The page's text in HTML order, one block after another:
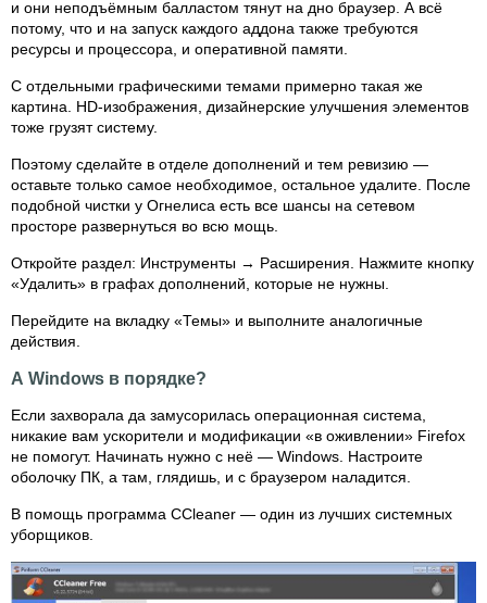
и они неподъёмным балластом тянут на дно браузер. А всё
потому, что и на запуск каждого аддона также требуются
ресурсы и процессора, и оперативной памяти.
С отдельными графическими темами примерно такая же
картина. HD-изображения, дизайнерские улучшения элементов
тоже грузят систему.
Поэтому сделайте в отделе дополнений и тем ревизию —
оставьте только самое необходимое, остальное удалите. После
подобной чистки у Огнелиса есть все шансы на сетевом
просторе развернуться во всю мощь.
Откройте раздел: Инструменты → Расширения. Нажмите кнопку
«Удалить» в графах дополнений, которые не нужны.
Перейдите на вкладку «Темы» и выполните аналогичные
действия.
А Windows в порядке?
Если захворала да замусорилась операционная система,
никакие вам ускорители и модификации «в оживлении» Firefox
не помогут. Начинать нужно с неё — Windows. Настроите
оболочку ПК, а там, глядишь, и с браузером наладится.
В помощь программа CCleaner — один из лучших системных
уборщиков.